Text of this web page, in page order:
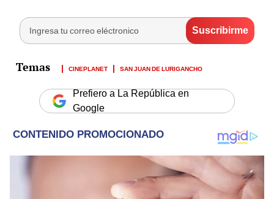
CINEPLANET SAN JUAN DE LURIGANCHO
Prefiero a La República en
Google